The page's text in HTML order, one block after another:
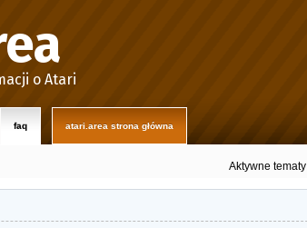
o Atari
faq atari.area strona główna
Aktywne tematy